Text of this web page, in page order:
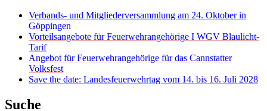
Verbands- und Mitgliederversammlung am 24. Oktober in
Göppingen
Vorteilsangebote für Feuerwehrangehörige I WGV Blaulicht-
Tarif
Angebot für Feuerwehrangehörige für das Cannstatter
Volksfest
Save the date: Landesfeuerwehrtag vom 14. bis 16. Juli 2028
Suche